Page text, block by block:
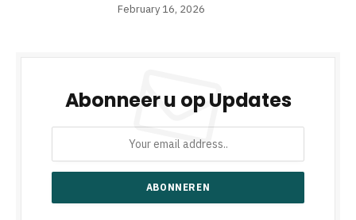
February 16, 2026
Abonneer u op Updates